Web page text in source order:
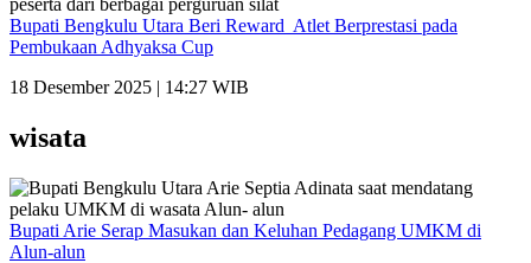
Bupati Bengkulu Utara Beri Reward Atlet Berprestasi pada
Pembukaan Adhyaksa Cup
18 Desember 2025 | 14:27 WIB
wisata
Bupati Arie Serap Masukan dan Keluhan Pedagang UMKM di
Alun-alun